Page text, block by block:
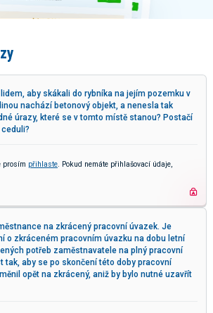
aby skákali do rybníka na jejím pozemku v
nachází betonový objekt, a nenesla tak
úrazy, které se v tomto místě stanou? Postačí
prosím přihlaste . Pokud nemáte přihlašovací údaje,
na zkrácený pracovní úvazek. Je
o zkráceném pracovním úvazku na dobu letní
potřeb zaměstnavatele na plný pracovní
tak, aby se po skončení této doby pracovní
opět na zkrácený, aniž by bylo nutné uzavřít